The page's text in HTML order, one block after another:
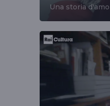
Una storia